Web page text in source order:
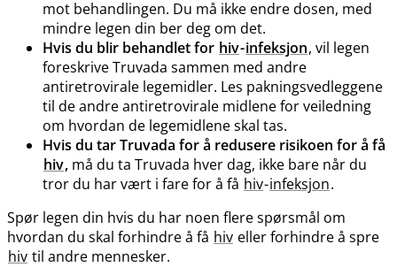
mot behandlingen. Du må ikke endre dosen, med
mindre legen din ber deg om det.
Hvis du blir behandlet for hiv-infeksjon, vil legen
foreskrive Truvada sammen med andre
antiretrovirale legemidler. Les pakningsvedleggene
til de andre antiretrovirale midlene for veiledning
om hvordan de legemidlene skal tas.
Hvis du tar Truvada for å redusere risikoen for å få
hiv, må du ta Truvada hver dag, ikke bare når du
tror du har vært i fare for å få hiv-infeksjon.
Spør legen din hvis du har noen flere spørsmål om
hvordan du skal forhindre å få hiv eller forhindre å spre
hiv til andre mennesker.